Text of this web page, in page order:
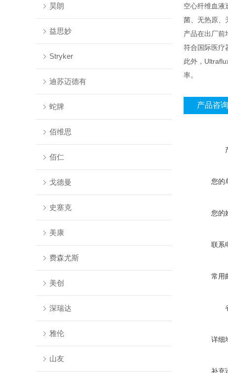
昊朗
益思妙
Stryker
迪苏迈德有
蛇牌
佰维思
佰仁
戈德曼
史塞克
美康
费森尤斯
美创
深瑞达
雅伦
山友
空心纤维血液
菌、无热原、
产品在出厂前
符合国际医疗
此外，
率。
产品咨询
您的
您的
联系
常用
详细
补充